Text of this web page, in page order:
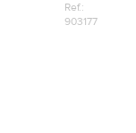
Ref.:
903177